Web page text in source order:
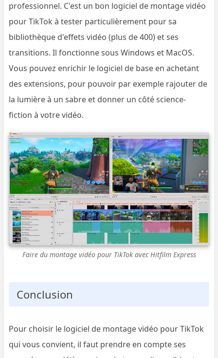
professionnel. C'est un bon logiciel de montage vidéo
pour TikTok à tester particulièrement pour sa
bibliothèque d'effets vidéo (plus de 400) et ses
transitions. Il fonctionne sous Windows et MacOS.
Vous pouvez enrichir le logiciel de base en achetant
des extensions, pour pouvoir par exemple rajouter de
la lumière à un sabre et donner un côté science-
fiction à votre vidéo.
Faire du montage vidéo pour TikTok avec Hitfilm Express
Conclusion
Pour choisir le logiciel de montage vidéo pour TikTok
qui vous convient, il faut prendre en compte ses